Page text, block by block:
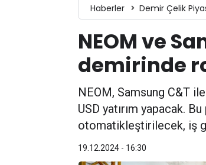
Haberler Demir Çelik
NEOM ve
demirinde
NEOM, Samsung C&T
USD yatırım yapacak.
otomatikleştirilecek, iş
19.12.2024 - 16:30